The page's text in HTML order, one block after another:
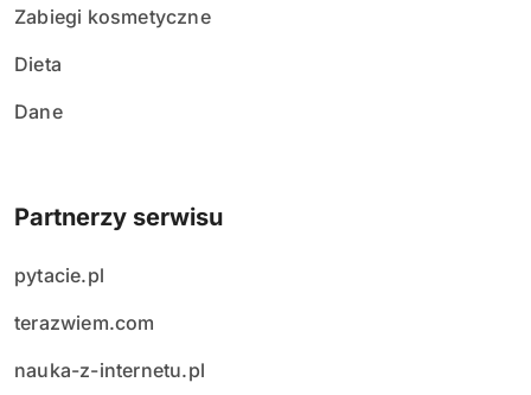
Zabiegi kosmetyczne
Dieta
Dane
Partnerzy serwisu
pytacie.pl
terazwiem.com
nauka-z-internetu.pl